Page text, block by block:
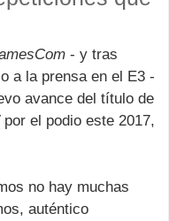
- y tras
a la prensa en el E3 -
avance del título de
por el podio este 2017,
no hay muchas
auténtico